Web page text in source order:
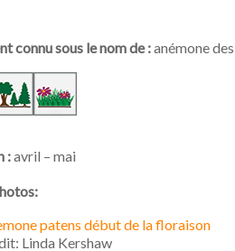
connu sous le nom de :anémone
:avril – mai
patens début de la floraison
Linda Kershaw